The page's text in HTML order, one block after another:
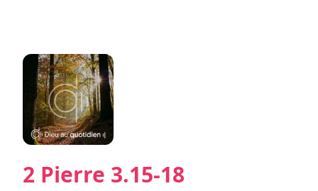
2 Pierre 3.15-18